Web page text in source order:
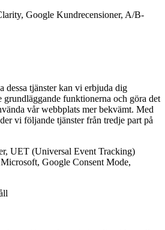
Google Kundrecensioner, A/B-
dessa tjänster kan vi erbjuda dig
funktionerna och göra det
vår webbplats mer bekvämt. Med
vi följande tjänster från tredje part på
UET (Universal Event Tracking)
Google Consent Mode,